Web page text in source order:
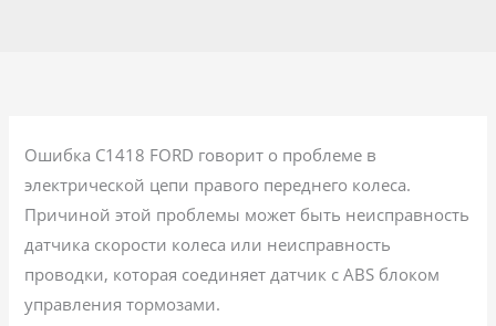
Ошибка C1418 FORD говорит о проблеме в
электрической цепи правого переднего колеса.
Причиной этой проблемы может быть неисправность
датчика скорости колеса или неисправность
проводки, которая соединяет датчик с ABS блоком
управления тормозами.